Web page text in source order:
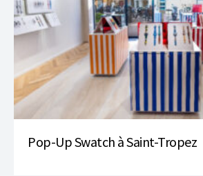
Pop-Up Swatch à Saint-Tropez